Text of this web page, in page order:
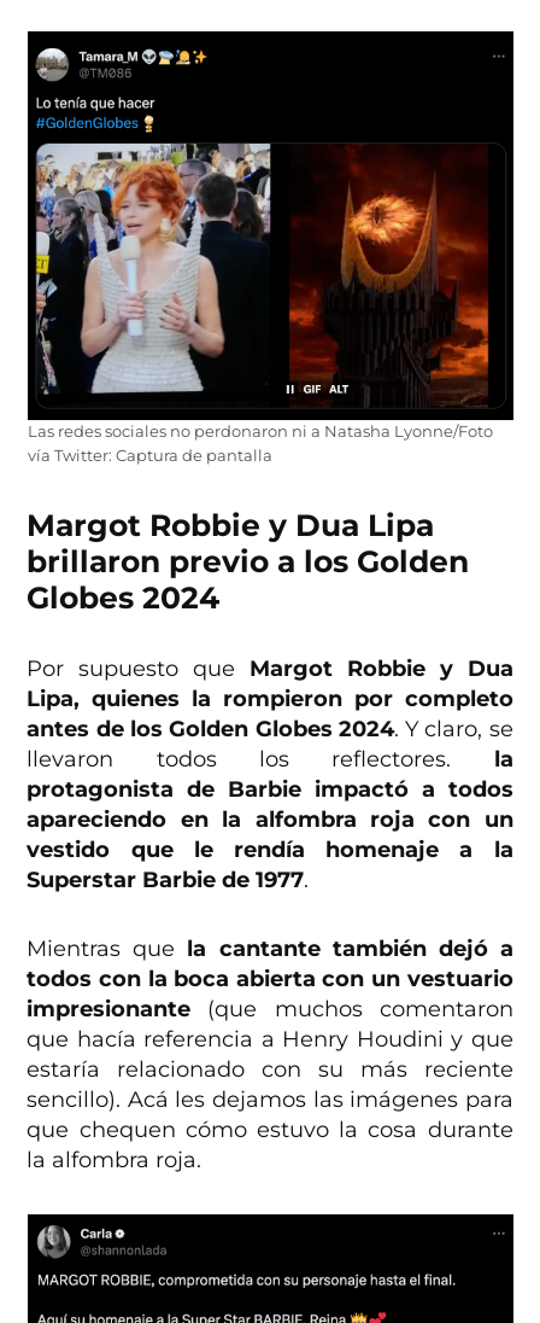
Las redes sociales no perdonaron ni a Natasha Lyonne/Foto
vía Twitter: Captura de pantalla
Margot Robbie y Dua Lipa
brillaron previo a los Golden
Globes 2024
Por supuesto que Margot Robbie y Dua
Lipa, quienes la rompieron por completo
antes de los Golden Globes 2024. Y claro, se
llevaron todos los reflectores. la
protagonista de Barbie impactó a todos
apareciendo en la alfombra roja con un
vestido que le rendía homenaje a la
Superstar Barbie de 1977.
Mientras que la cantante también dejó a
todos con la boca abierta con un vestuario
impresionante (que muchos comentaron
que hacía referencia a Henry Houdini y que
estaría relacionado con su más reciente
sencillo). Acá les dejamos las imágenes para
que chequen cómo estuvo la cosa durante
la alfombra roja.